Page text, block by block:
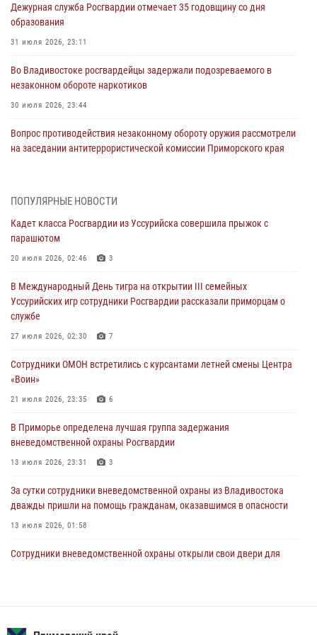
Дежурная служба Росгвардии отмечает 35 годовщину со дня
образования
31 июля 2026, 23:11
Во Владивостоке росгвардейцы задержали подозреваемого в
незаконном обороте наркотиков
30 июля 2026, 23:44
Вопрос противодействия незаконному обороту оружия рассмотрели
на заседании антитеррористической комиссии Приморского края
Во Владивостоке во дворе жилого дома сотрудники
В День Крещения Руси в Князь-Владимирском храме – Главном
ходом
28 июля 2026, 10:29
Росгвардейцы в Приморье приняли участие в молебне,
28 июля 2026, 05:39
В Международный День тигра на открытии III семейных
службе
ПОПУЛЯРНЫЕ НОВОСТИ
Кадет класса Росгвардии из Уссурийска совершила прыжок с
парашютом
20 июля 2026, 02:46 3
В Международный День тигра на открытии III семейных
Уссурийских игр сотрудники Росгвардии рассказали приморцам о
службе
27 июля 2026, 02:30 7
Сотрудники ОМОН встретились с курсантами летней смены Центра
«Воин»
21 июля 2026, 23:35 6
В Приморье определена лучшая группа задержания
вневедомственной охраны Росгвардии
13 июля 2026, 23:31 3
За сутки сотрудники вневедомственной охраны из Владивостока
дважды пришли на помощь гражданам, оказавшимся в опасности
13 июля 2026, 01:58
Сотрудники вневедомственной охраны открыли свои двери для
среди водолазов Восточного округа Росгвардии